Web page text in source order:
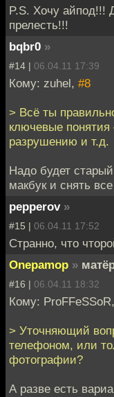
P.S. Хочу айпод!!!
прелесть!!!
bqbr0 »
#14 | 06.04.11 17:39
Кому: zuhel, #8
> Всё ты
ключевые
разрушению и т.д.
Надо будет
макбук и снять
pepperov »
#15 | 06.04.11 17:52
Странно, что
Onepamop »
#16 | 06.04.11 18:32
Кому: ProFFeSSoR,
> Уточняющий
телефоном, или
фотографии?
А разве есть